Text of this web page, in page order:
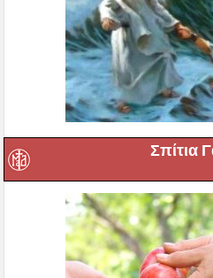
Σπίτια